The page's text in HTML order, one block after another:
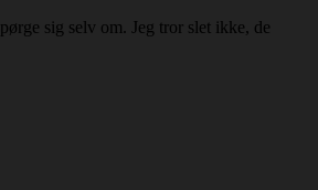
sig selv om. Jeg tror slet ikke, de